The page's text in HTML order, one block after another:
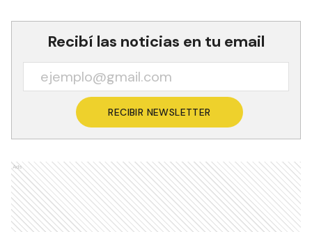
Recibí las noticias en tu email
RECIBIR NEWSLETTER
Ads